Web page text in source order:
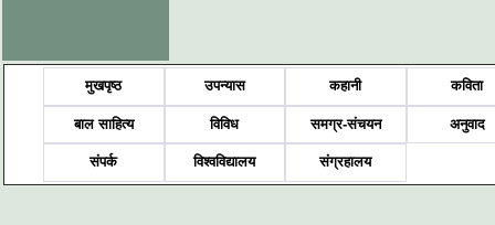
मुखपृष्ठ उपन्यास कहानी कविता
बाल साहित्य विविध समग्र-संचयन अनुवाद
संपर्क विश्वविद्यालय संग्रहालय